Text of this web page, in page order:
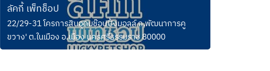
ลัคกี้ เพ็ทช็อป
22/29-31 โครการสินอุดมช๊อปปิ้งมอลล์ ถ.พัฒนาการคู
ขวาง' ต.ในเมือง อ.เมือง นครศรีธรรมราช 80000